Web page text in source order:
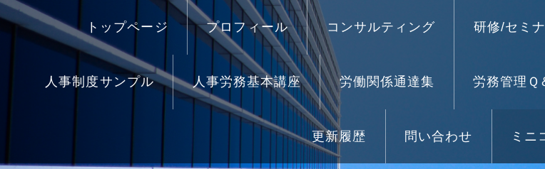
トップページ プロフィール コンサルティング 研修/セミ
人事制度サンプル 人事労務基本講座 労働関係通達集 労務管理Ｑ
更新履歴 問い合わせ ミニ